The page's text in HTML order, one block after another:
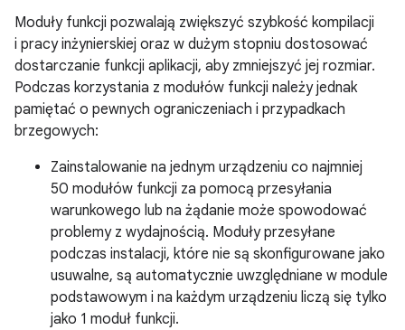
Moduły funkcji pozwalają zwiększyć szybkość kompilacji
i pracy inżynierskiej oraz w dużym stopniu dostosować
dostarczanie funkcji aplikacji, aby zmniejszyć jej rozmiar.
Podczas korzystania z modułów funkcji należy jednak
pamiętać o pewnych ograniczeniach i przypadkach
brzegowych:
Zainstalowanie na jednym urządzeniu co najmniej
50 modułów funkcji za pomocą przesyłania
warunkowego lub na żądanie może spowodować
problemy z wydajnością. Moduły przesyłane
podczas instalacji, które nie są skonfigurowane jako
usuwalne, są automatycznie uwzględniane w module
podstawowym i na każdym urządzeniu liczą się tylko
jako 1 moduł funkcji.